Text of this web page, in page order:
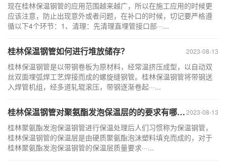
现在桂林保温钢管的应用范围越来越广，所以在施工应用的时候更
应该注意，防止出现意外或者问题，在补口的时候，切记要严格遵
循以下4个环节：1、清理：先清理直埋管接口部···...
2023-08-13
桂林保温钢管如何进行堆放储存？
桂林保温钢管是以带钢卷板为原材料，经常温挤压成型，以自动双
丝双面埋弧焊工艺焊接而成的螺旋缝钢管。桂林保温钢管将带钢送
入焊管机组，经多道轧辊滚压，带钢逐渐卷起···...
2023-08-13
桂林保温钢管对聚氨酯发泡保温层的的要求有哪些？
桂林聚氨酯发泡保温钢管进行保温处理后人们习惯称为保温钢管，
桂林保温钢管的保温层是由硬质聚氨酯泡沫塑料填充而成的，对于
桂林聚氨酯发泡保温钢管的保温层质量要求···...